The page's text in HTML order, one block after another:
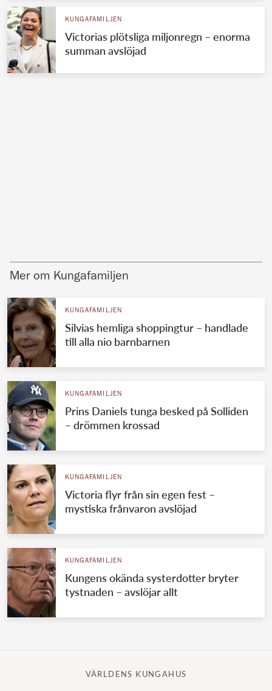
KUNGAFAMILJEN
Victorias plötsliga miljonregn – enorma
summan avslöjad
Mer om Kungafamiljen
KUNGAFAMILJEN
Silvias hemliga shoppingtur – handlade
till alla nio barnbarnen
KUNGAFAMILJEN
Prins Daniels tunga besked på Solliden
– drömmen krossad
KUNGAFAMILJEN
Victoria flyr från sin egen fest –
mystiska frånvaron avslöjad
KUNGAFAMILJEN
Kungens okända systerdotter bryter
tystnaden – avslöjar allt
VÄRLDENS KUNGAHUS